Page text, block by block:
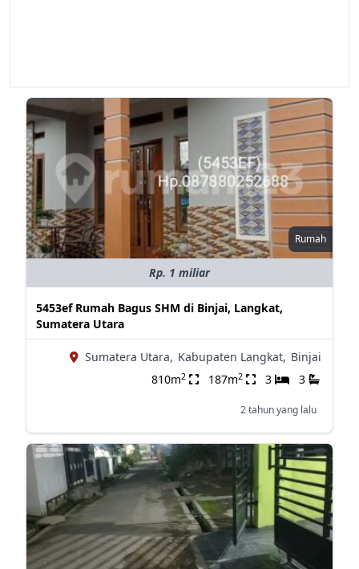
Rumah
Rp. 1 miliar
5453ef Rumah Bagus SHM di Binjai, Langkat,
Sumatera Utara
Sumatera Utara, Kabupaten Langkat, Binjai
810m2 187m2 3 3
2 tahun yang lalu